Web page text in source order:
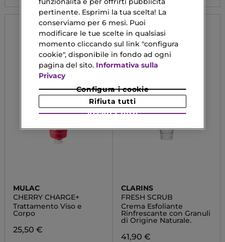
MULAC
CHERRY CHARGE+
Trattamento Viso e
Corpo
25,50 €
CLARINS
FRESH SCRUB
Crema Esfoliante
Rinfrescante con Granuli
di Origine Naturale.
41,90 €
pertinente. Esprimi la tua scelta! La
conserviamo per 6 mesi. Puoi
modificare le tue scelte in qualsiasi
momento cliccando sul link "configura
cookie", disponibile in fondo ad ogni
pagina del sito. Informativa sulla
Privacy
Configura i cookie
Rifiuta tutti
Accetta tutti